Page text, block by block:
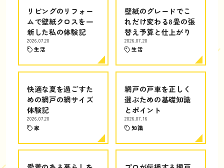
リビングのリフォー
ムで壁紙クロスを一
新した私の体験記
2026.07.20
生活
壁紙のグレードでこ
れだけ変わる8畳の張
替え予算と仕上がり
2026.07.20
生活
快適な夏を過ごすた
めの網戸の網サイズ
体験記
2026.07.20
家
網戸の戸車を正しく
選ぶための基礎知識
とポイント
2026.07.16
知識